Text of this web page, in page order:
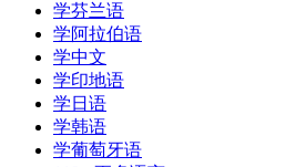
学芬兰语
学阿拉伯语
学中文
学印地语
学日语
学韩语
学葡萄牙语